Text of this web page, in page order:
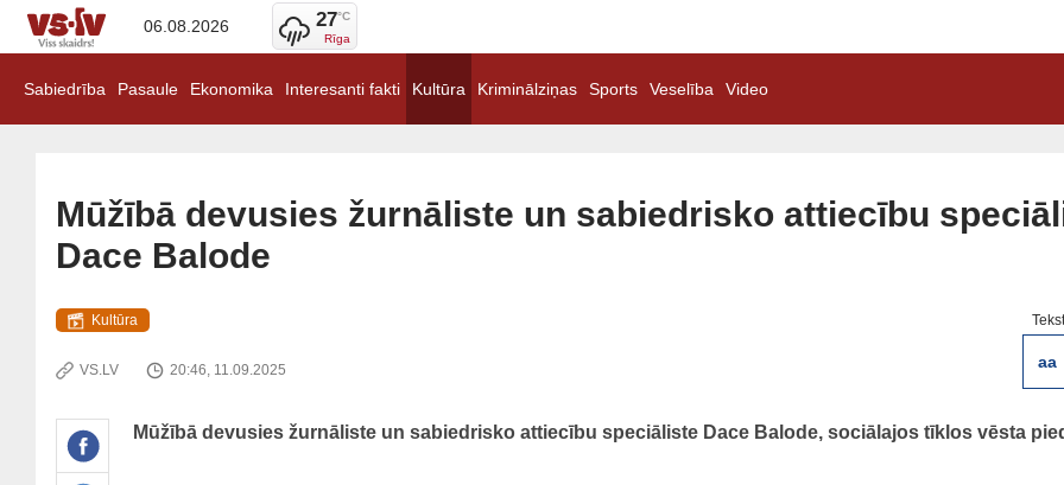
06.08.2026 27°C
Rīga
Sabiedrība Pasaule Ekonomika Interesanti fakti Kultūra Kriminālziņas Sports Veselība Video
Mūžībā devusies žurnāliste un sabiedrisko attiecību
Dace Balode
aa
Kultūra
VS.LV 20:46, 11.09.2025
Mūžībā devusies žurnāliste un sabiedrisko attiecību speciāliste Dace Balode, sociālajos tīklos vēsta